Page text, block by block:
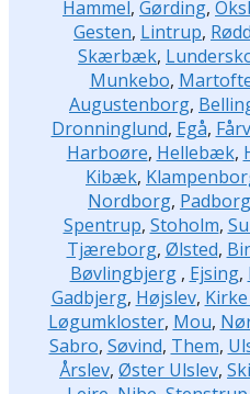
Hammel, Gørding,
Gesten, Lintrup,
Skærbæk,
Munkebo,
Augustenborg,
Dronninglund, Egå,
Harboøre, Hellebæk,
Kibæk,
Nordborg, Padborg
Spentrup, Stoholm,
Tjæreborg, Ølsted,
Bøvlingbjerg, Ejsing,
Gadbjerg, Højslev,
Løgumkloster, Mou,
Sabro, Søvind, Them,
Årslev, Øster Ulslev,